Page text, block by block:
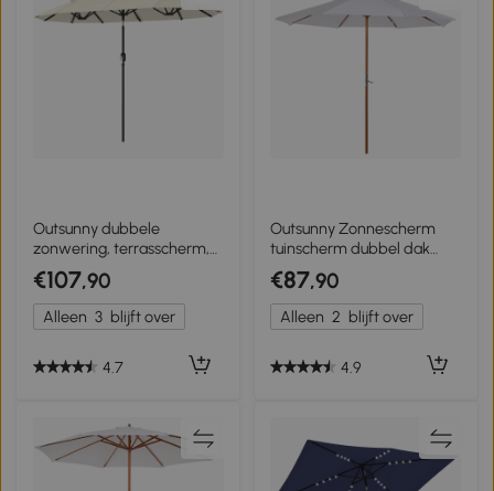
Outsunny dubbele
zonwering, terrasscherm,
kantelbaar, met
zonnepaneel, 35 LED's,
stalen frame, beige, 2,95 x
1,50 x 2,19 m
€107,90
Alleen 3 blijft over
4.7
Outsunny Zonnescherm
tuinscherm dubbel dak
houten parasol houten
balkonparasol
€87,90
Alleen 2 blijft over
4.9